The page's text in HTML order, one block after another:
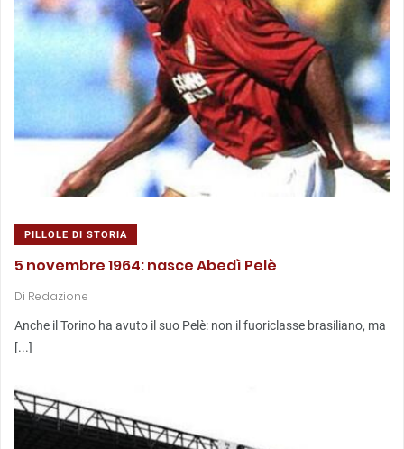
PILLOLE DI STORIA
5 novembre 1964: nasce Abedì Pelè
Di Redazione
Anche il Torino ha avuto il suo Pelè: non il fuoriclasse brasiliano, ma
[...]